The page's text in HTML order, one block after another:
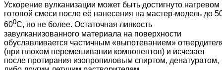
Ускорение вулканизации может быть достигнуто нагревом
готовой смеси после её нанесения на мастер-модель до
600С, но не более. Остаточная липкость
завулканизованного материала на поверхности
обуславливается частичным «выпотеванием»
(при плохом перемешивании компонентов) и исчезает
после протирания изопропиловым спиртом, денатуратом,